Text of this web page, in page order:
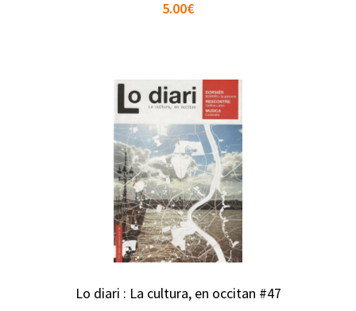
5.00€
Lo diari : La cultura, en occitan #47